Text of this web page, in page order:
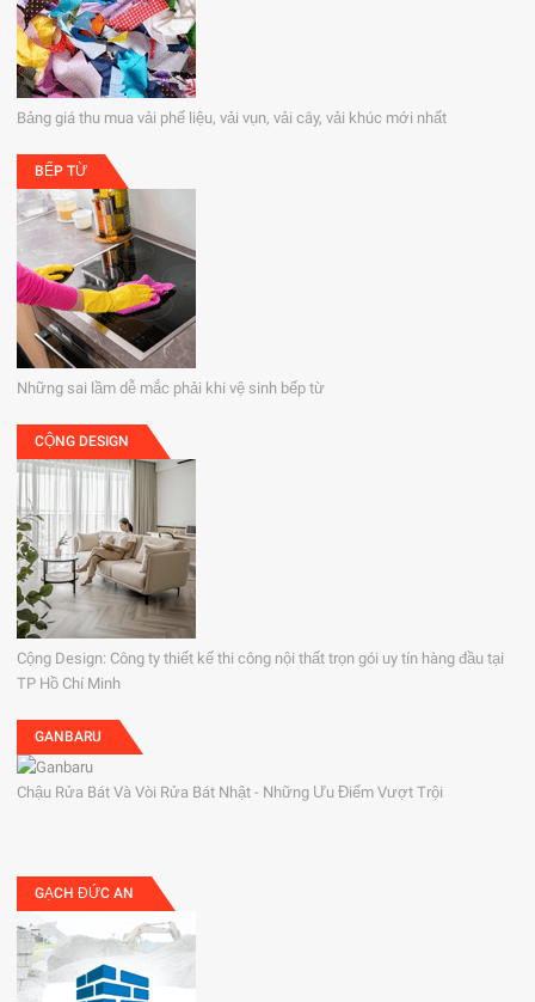
Bảng giá thu mua vải phế liệu, vải vụn, vải cây, vải khúc mới nhất
BẾP TỪ
Những sai lầm dễ mắc phải khi vệ sinh bếp từ
CỘNG DESIGN
Cộng Design: Công ty thiết kế thi công nội thất trọn gói uy tín hàng đầu tại
TP Hồ Chí Minh
GANBARU
Chậu Rửa Bát Và Vòi Rửa Bát Nhật - Những Ưu Điểm Vượt Trội
GẠCH ĐỨC AN